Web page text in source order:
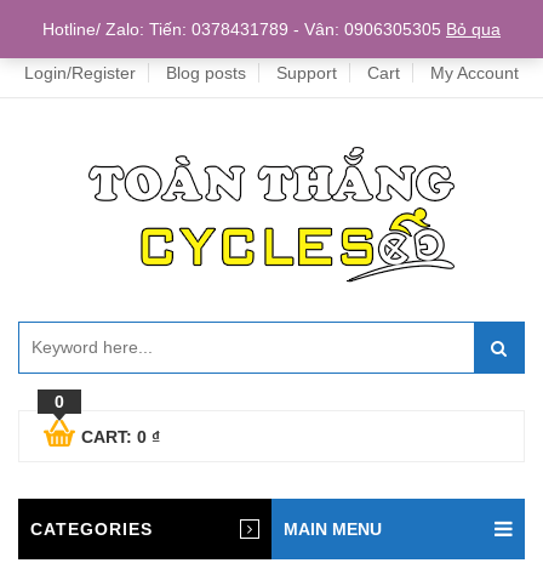
Home
Login/Register Blog posts Support Cart My Account
0
CART: 0 ₫
CATEGORIES MAIN MENU
Hotline/ Zalo: Tiến: 0378431789 - Vân: 0906305305 Bỏ qua